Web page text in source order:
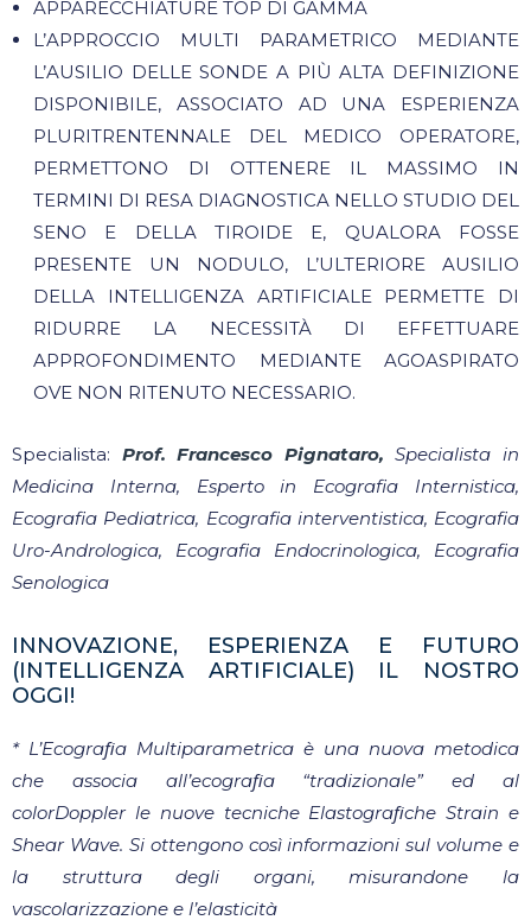
APPARECCHIATURE TOP DI GAMMA
L’APPROCCIO MULTI PARAMETRICO MEDIANTE
L’AUSILIO DELLE SONDE A PIÙ ALTA DEFINIZIONE
DISPONIBILE, ASSOCIATO AD UNA ESPERIENZA
PLURITRENTENNALE DEL MEDICO OPERATORE,
PERMETTONO DI OTTENERE IL MASSIMO IN
TERMINI DI RESA DIAGNOSTICA NELLO STUDIO DEL
SENO E DELLA TIROIDE E, QUALORA FOSSE
PRESENTE UN NODULO, L’ULTERIORE AUSILIO
DELLA INTELLIGENZA ARTIFICIALE PERMETTE DI
RIDURRE LA NECESSITÀ DI EFFETTUARE
APPROFONDIMENTO MEDIANTE AGOASPIRATO
OVE NON RITENUTO NECESSARIO.
Specialista: Prof. Francesco Pignataro, Specialista in
Medicina Interna, Esperto in Ecografia Internistica,
Ecografia Pediatrica, Ecografia interventistica, Ecografia
Uro-Andrologica, Ecografia Endocrinologica, Ecografia
Senologica
INNOVAZIONE, ESPERIENZA E FUTURO
(INTELLIGENZA ARTIFICIALE) IL NOSTRO
OGGI!
* L’Ecograﬁa Multiparametrica è una nuova metodica
che associa all’ecograﬁa “tradizionale” ed al
colorDoppler le nuove tecniche Elastograﬁche Strain e
Shear Wave. Si ottengono così informazioni sul volume e
la struttura degli organi, misurandone la
vascolarizzazione e l’elasticità